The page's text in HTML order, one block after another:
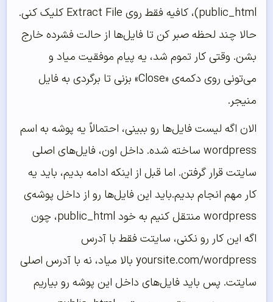
public_html)، کافیه فقط روی Extract File کلیک کنی.
حالا چند لحظه صبر کن تا فایل‌ها از حالت فشرده خارج
بشن. وقتی کار تموم شد، یه پیام موفقیت میاد و
می‌تونی روی دکمه‌ی «Close» بزنی تا برگردی به فایل
منیجر.
الان اگه لیست فایل‌ها رو ببینی، احتمالاً یه پوشه به اسم
wordpress ساخته شده. داخل اون، فایل‌های اصلی
سایتت قرار گرفتن. اما قبل از اینکه ادامه بدیم، باید یه
کار مهم انجام بدیم.باید این فایل‌ها رو از داخل پوشه‌ی
wordpress منتقل کنیم به خود public_html، چون
اگه این کار رو نکنی، سایتت فقط با آدرس
yoursite.com/wordpress بالا میاد، نه با آدرس اصلی
سایتت. پس باید فایل‌های داخل این پوشه رو بیاریم